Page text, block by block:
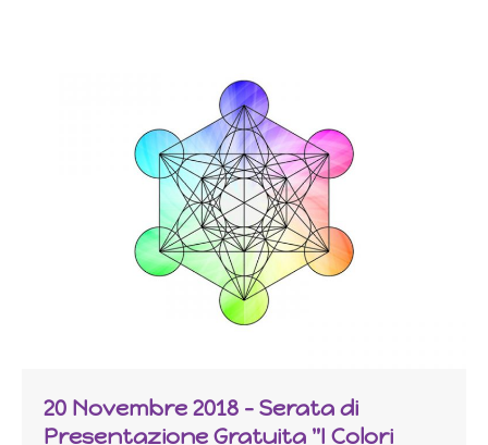
20 Novembre 2018 – Serata di
Presentazione Gratuita "I Colori